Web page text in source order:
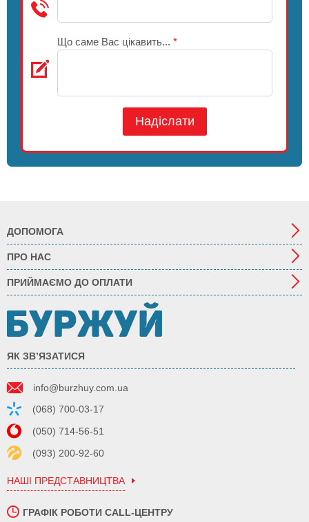
Що саме Вас цікавить... *
Надіслати
ДОПОМОГА
ПРО НАС
ПРИЙМАЄМО ДО ОПЛАТИ
ЯК ЗВ’ЯЗАТИСЯ
info@burzhuy.com.ua
(068) 700-03-17
(050) 714-56-51
(093) 200-92-60
НАШІ ПРЕДСТАВНИЦТВА
ГРАФІК РОБОТИ CALL-ЦЕНТРУ